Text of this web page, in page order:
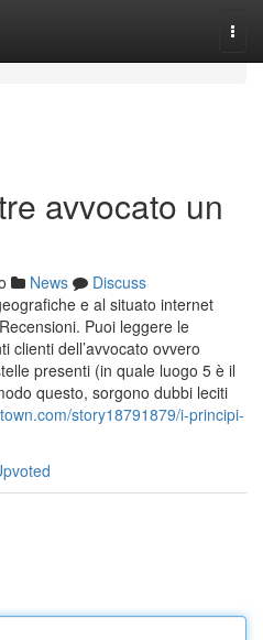
avvocato un
News
Discuss
e al situato internet
Puoi leggere le
clienti dell’avvocato ovvero
presenti (in quale luogo 5 è il
questo, sorgono dubbi leciti
story18791879/i-principi-